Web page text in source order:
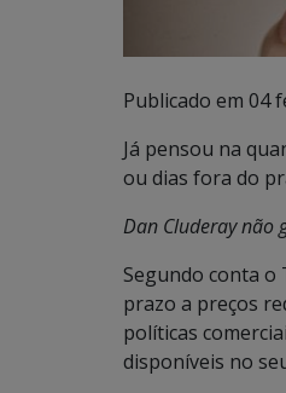
Publicado em 04
Já pensou na
ou dias fora do
Dan Cluderay não
Segundo conta o
prazo a preços
políticas
disponíveis no